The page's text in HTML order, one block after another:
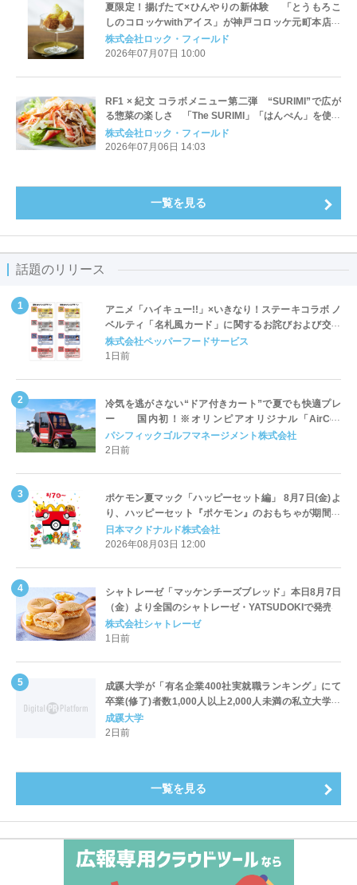
夏限定！揚げたて×ひんやりの新体験 「とうもろこ
しのコロッケwithアイス」が神戸コロッケ元町本店に
登場
株式会社ロック・フィールド
2026年07月07日 10:00
RF1 × 紀文 コラボメニュー第二弾 “SURIMI”で広が
る惣菜の楽しさ 「The SURIMI」「はんぺん」を使っ
たサラダ＆フライ 7月16日より期間限定販売
株式会社ロック・フィールド
2026年07月06日 14:03
一覧を見る
話題のリリース
アニメ「ハイキュー!!」×いきなり！ステーキコラボ ノ
ベルティ「名札風カード」に関するお詫びおよび交換
対応についてのご案内
株式会社ペッパーフードサービス
1日前
冷気を逃がさない“ドア付きカート”で夏でも快適プレ
ー 国内初！※オリンピアオリジナル「AirCon
Cart（エアコンカート）」導入 | ＰＧＭ
パシフィックゴルフマネージメント株式会社
2日前
ポケモン夏マック「ハッピーセット編」 8月7日(金)よ
り、ハッピーセット『ポケモン』のおもちゃが期間限
定登場
日本マクドナルド株式会社
2026年08月03日 12:00
シャトレーゼ「マッケンチーズブレッド」本日8月7日
（金）より全国のシャトレーゼ・YATSUDOKIで発売
株式会社シャトレーゼ
1日前
成蹊大学が「有名企業400社実就職ランキング」にて
卒業(修了)者数1,000人以上2,000人未満の私立大学で
全国第1位を獲得！～実就職率は26.5%（前年比＋
4.3pt）に伸長、東京の私立大学でも10位にランクイン
成蹊大学
2日前
一覧を見る